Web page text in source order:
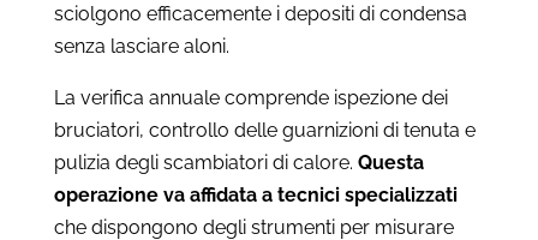
sciolgono efficacemente i depositi di condensa
senza lasciare aloni.
La verifica annuale comprende ispezione dei
bruciatori, controllo delle guarnizioni di tenuta e
pulizia degli scambiatori di calore. Questa
operazione va affidata a tecnici specializzati
che dispongono degli strumenti per misurare